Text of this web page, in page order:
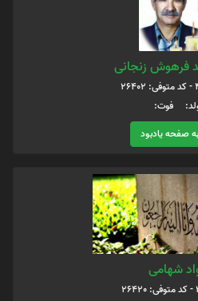
فرهوش زنجانی
فوت:
صفحه یادبود
شهامی